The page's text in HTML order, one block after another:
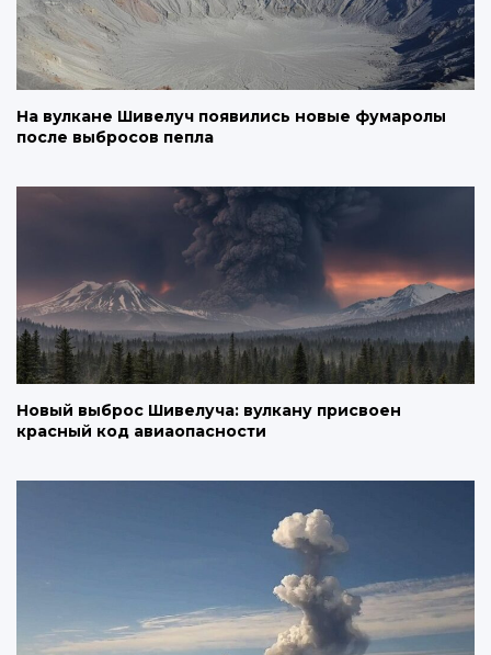
На вулкане Шивелуч появились новые фумаролы
после выбросов пепла
Новый выброс Шивелуча: вулкану присвоен
красный код авиаопасности